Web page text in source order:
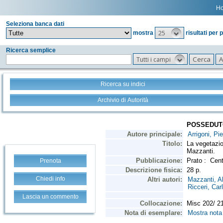
Seleziona banca dati
mostra
25 risultati per
Ricerca semplice
Tutti i campi
Ricerca su indici
Archivio di Autorità
Prenota
Chiedi info
Lascia un commento